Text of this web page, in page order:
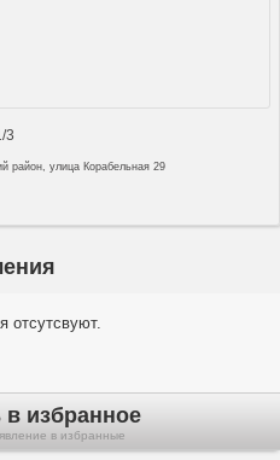
3
район, улица Корабельная 29
отсутсвуют.
избранное
в избранные